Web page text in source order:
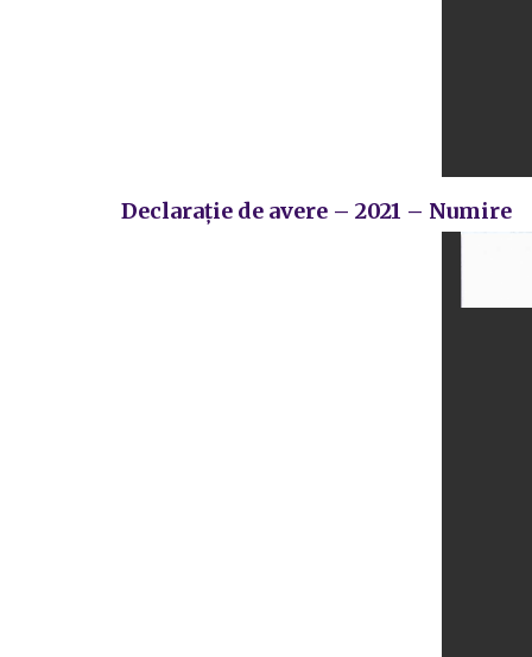
Declarație de avere – 2021 – Numire